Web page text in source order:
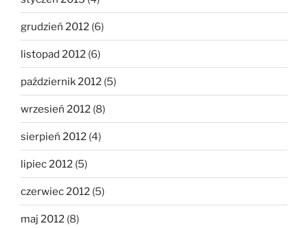
grudzień 2012 (6)
listopad 2012 (6)
październik 2012 (5)
wrzesień 2012 (8)
sierpień 2012 (4)
lipiec 2012 (5)
czerwiec 2012 (5)
maj 2012 (8)